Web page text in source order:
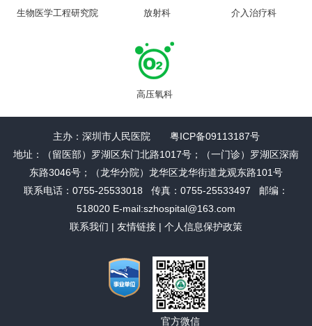
生物医学工程研究院 放射科 介入治疗科
高压氧科
主办：深圳市人民医院 粤ICP备09113187号
地址：（留医部）罗湖区东门北路1017号；（一门诊）罗湖区深南
东路3046号；（龙华分院）龙华区龙华街道龙观东路101号
联系电话：0755-25533018 传真：0755-25533497 邮编：
518020 E-mail:szhospital@163.com
联系我们 | 友情链接 | 个人信息保护政策
官方微信